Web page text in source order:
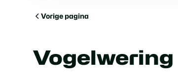
Vorige pagina
Vogelwering